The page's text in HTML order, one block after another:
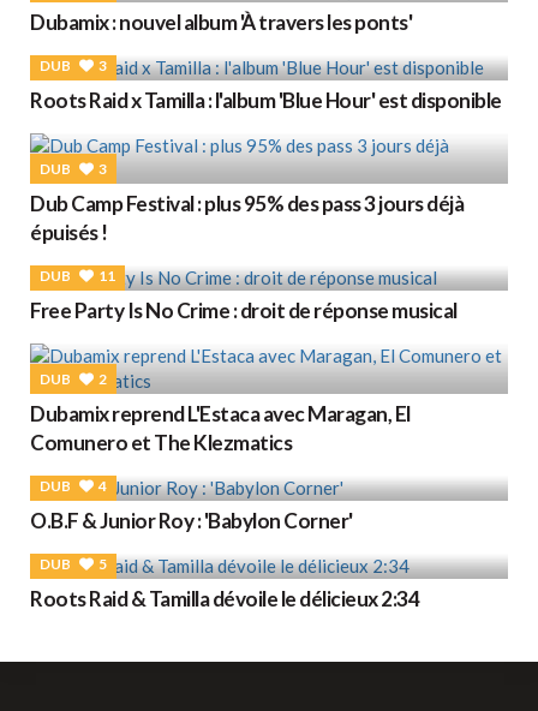
Dubamix : nouvel album 'À travers les ponts'
DUB 3
Roots Raid x Tamilla : l'album 'Blue Hour' est disponible
DUB 3
Dub Camp Festival : plus 95% des pass 3 jours déjà
épuisés !
DUB 11
Free Party Is No Crime : droit de réponse musical
DUB 2
Dubamix reprend L'Estaca avec Maragan, El
Comunero et The Klezmatics
DUB 4
O.B.F & Junior Roy : 'Babylon Corner'
DUB 5
Roots Raid & Tamilla dévoile le délicieux 2:34